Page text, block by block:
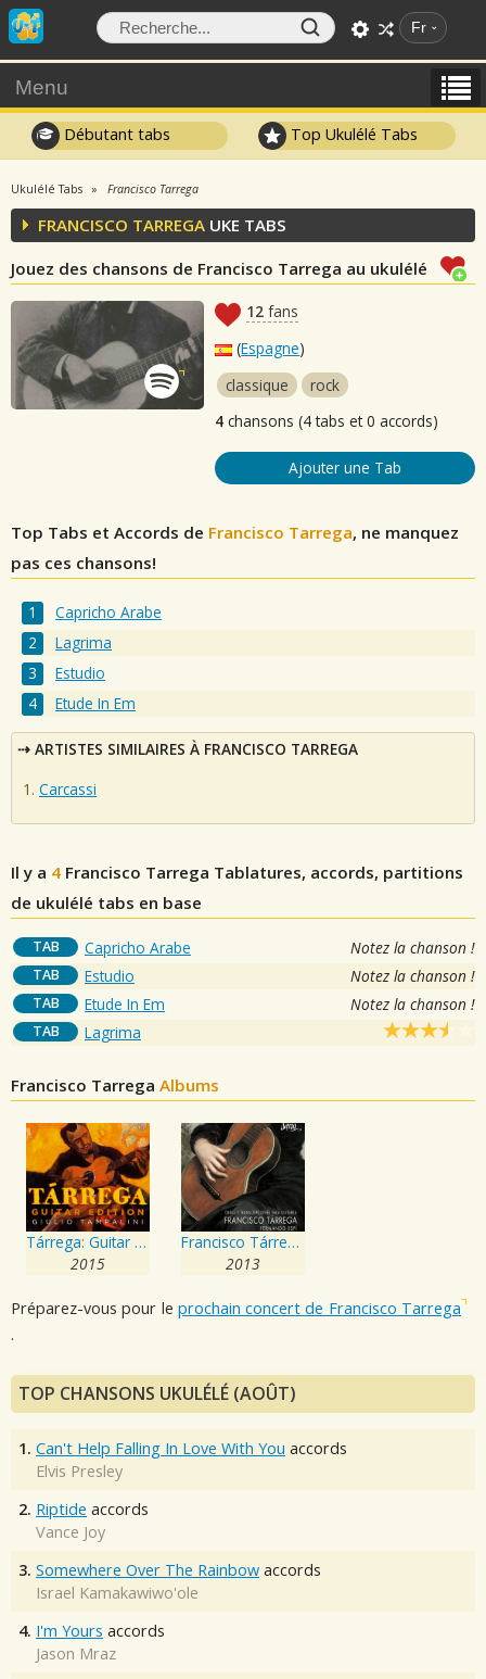
Fr
Menu
Débutant tabs Top Ukulélé Tabs
Ukulélé Tabs Francisco Tarrega
FRANCISCO TARREGA UKE TABS
Jouez des chansons de Francisco Tarrega au ukulélé
12 fans
(Espagne)
classique
rock
4 chansons (4 tabs et 0 accords)
Ajouter une Tab
Top Tabs et Accords de Francisco Tarrega, ne manquez
pas ces chansons!
Capricho Arabe
Lagrima
Estudio
Etude In Em
ARTISTES SIMILAIRES À FRANCISCO TARREGA
Carcassi
Il y a 4 Francisco Tarrega Tablatures, accords, partitions
de ukulélé tabs en base
TAB Capricho Arabe Notez la chanson !
TAB Estudio Notez la chanson !
TAB Etude In Em Notez la chanson !
TAB Lagrima
Francisco Tarrega Albums
Tárrega: Guitar Edition
2015
Francisco Tárrega: Obras y transcripciones para guitarra
2013
Préparez-vous pour le prochain concert de Francisco Tarrega
.
TOP CHANSONS UKULÉLÉ (AOÛT)
1. Can't Help Falling In Love With You accords
Elvis Presley
2. Riptide accords
Vance Joy
3. Somewhere Over The Rainbow accords
Israel Kamakawiwo'ole
4. I'm Yours accords
Jason Mraz